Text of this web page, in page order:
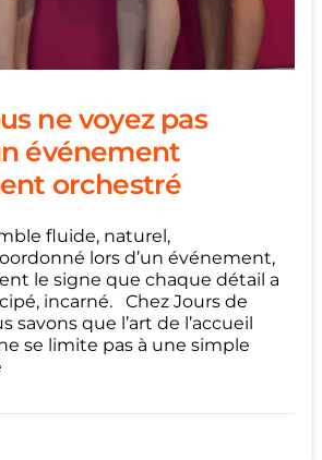
ne voyez pas
événement
orchestré
fluide, naturel,
lors d’un événement,
le signe que chaque détail a
incarné. Chez Jours de
savons que l’art de l’accueil
se limite pas à une simple